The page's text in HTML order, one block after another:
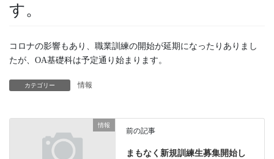
す。
コロナの影響もあり、職業訓練の開始が延期になったりありまし
たが、OA基礎科は予定通り始まります。
カテゴリー 情報
情報
前の記事
まもなく新規訓練生募集開始し